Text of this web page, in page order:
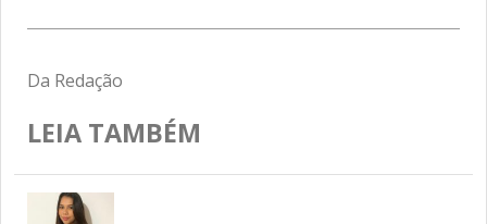
Da Redação
LEIA TAMBÉM